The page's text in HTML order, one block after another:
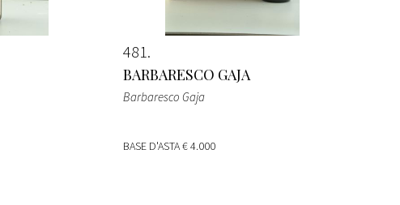
481
BARBARESCO GAJA
Barbaresco Gaja
BASE D'ASTA€ 4.000